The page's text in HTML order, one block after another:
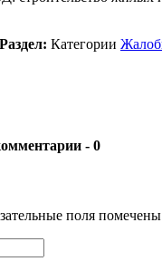
Раздел: Категории
- 0
поля помечены